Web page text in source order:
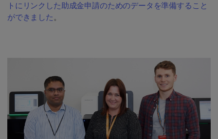
トにリンクした助成金申請のためのデータを準備すること
ができました。